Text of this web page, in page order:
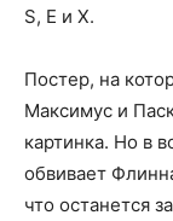
S, E и X.
Постер, на
Максимус и
картинка. Но в
обвивает
что останется